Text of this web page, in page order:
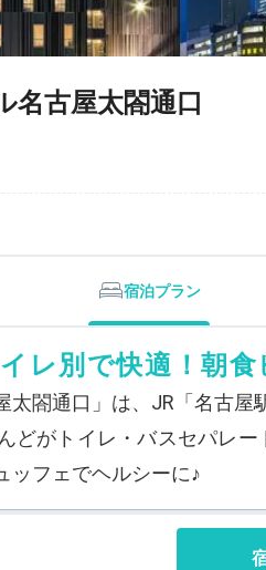
名古屋太閤通口
宿泊プラン
レ別で快適！朝
太閤通口」は、JR「名古
どがトイレ・バスセパレ
ッフェでヘルシーに♪